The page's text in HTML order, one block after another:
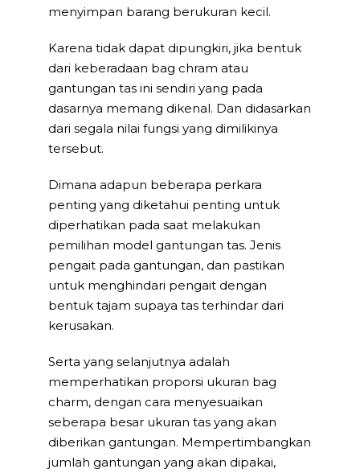
menyimpan barang berukuran kecil.
Karena tidak dapat dipungkiri, jika bentuk
dari keberadaan bag chram atau
gantungan tas ini sendiri yang pada
dasarnya memang dikenal. Dan didasarkan
dari segala nilai fungsi yang dimilikinya
tersebut.
Dimana adapun beberapa perkara
penting yang diketahui penting untuk
diperhatikan pada saat melakukan
pemilihan model gantungan tas. Jenis
pengait pada gantungan, dan pastikan
untuk menghindari pengait dengan
bentuk tajam supaya tas terhindar dari
kerusakan.
Serta yang selanjutnya adalah
memperhatikan proporsi ukuran bag
charm, dengan cara menyesuaikan
seberapa besar ukuran tas yang akan
diberikan gantungan. Mempertimbangkan
jumlah gantungan yang akan dipakai,